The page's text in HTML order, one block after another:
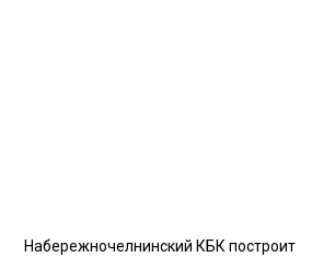
Набережночелнинский КБК построит